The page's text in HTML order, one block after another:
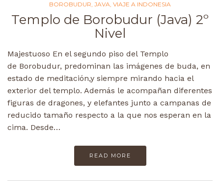
BOROBUDUR, JAVA, VIAJE A INDONESIA
Templo de Borobudur (Java) 2º
Nivel
Majestuoso En el segundo piso del Templo
de Borobudur, predominan las imágenes de buda, en
estado de meditación,y siempre mirando hacia el
exterior del templo. Además le acompañan diferentes
figuras de dragones, y elefantes junto a campanas de
reducido tamaño respecto a la que nos esperan en la
cima. Desde…
READ MORE